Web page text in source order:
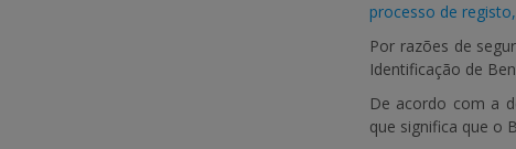
processo de
Por razões de
Identificação de
De acordo com a
que significa que o